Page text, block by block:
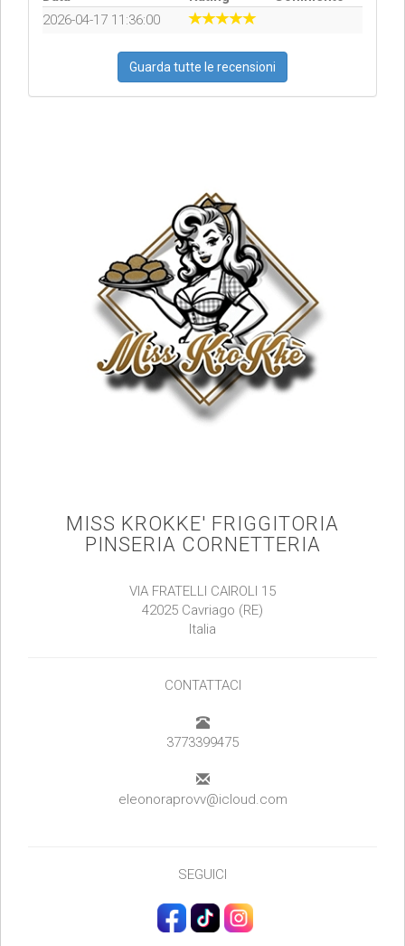
2026-04-17 11:36:00
Guarda tutte le recensioni
MISS KROKKE' FRIGGITORIA
PINSERIA CORNETTERIA
VIA FRATELLI CAIROLI 15
42025 Cavriago (RE)
Italia
CONTATTACI
3773399475
eleonoraprovv@icloud.com
SEGUICI